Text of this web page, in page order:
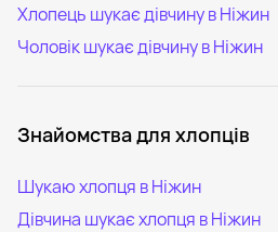
Хлопець шукає дівчину в Ніжин
Чоловік шукає дівчину в Ніжин
Знайомства для хлопців
Шукаю хлопця в Ніжин
Дівчина шукає хлопця в Ніжин